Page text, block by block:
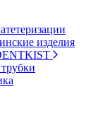
изделия